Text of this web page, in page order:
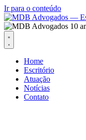
Ir para o conteúdo
Home
Escritório
Atuação
Notícias
Contato